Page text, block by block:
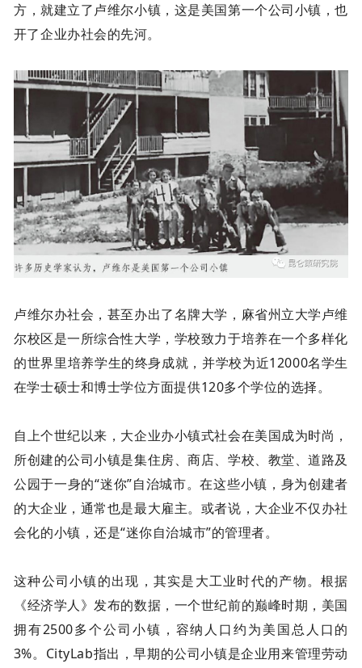
方，就建立了卢维尔小镇，这是美国第一个公司小镇，也
开了企业办社会的先河。
卢维尔办社会，甚至办出了名牌大学，麻省州立大学卢维
尔校区是一所综合性大学，学校致力于培养在一个多样化
的世界里培养学生的终身成就，并学校为近12000名学生
在学士硕士和博士学位方面提供120多个学位的选择。
自上个世纪以来，大企业办小镇式社会在美国成为时尚，
所创建的公司小镇是集住房、商店、学校、教堂、道路及
公园于一身的“迷你”自治城市。在这些小镇，身为创建者
的大企业，通常也是最大雇主。或者说，大企业不仅办社
会化的小镇，还是“迷你自治城市”的管理者。
这种公司小镇的出现，其实是大工业时代的产物。根据
《经济学人》发布的数据，一个世纪前的巅峰时期，美国
拥有2500多个公司小镇，容纳人口约为美国总人口的
3%。CityLab指出，早期的公司小镇是企业用来管理劳动